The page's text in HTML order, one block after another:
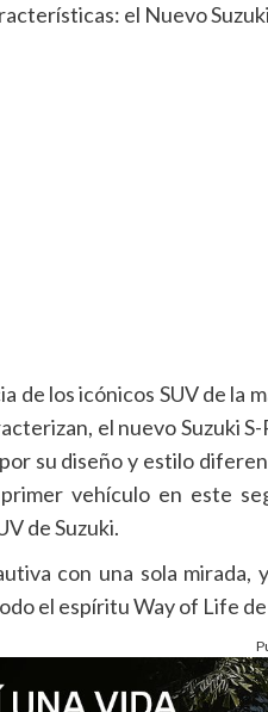
el Nuevo Suzuki
de los icónicos SUV de la
el nuevo Suzuki
su diseño y estilo
vehículo en este
de Suzuki.
con una sola
el espíritu Way of Life de